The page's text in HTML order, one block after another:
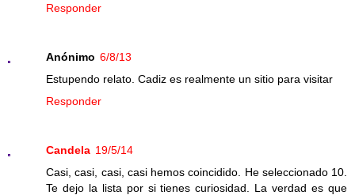
Responder
Anónimo 6/8/13
Estupendo relato. Cadiz es realmente un sitio para visitar
Responder
Candela 19/5/14
Casi, casi, casi, casi hemos coincidido. He seleccionado 10.
Te dejo la lista por si tienes curiosidad. La verdad es que